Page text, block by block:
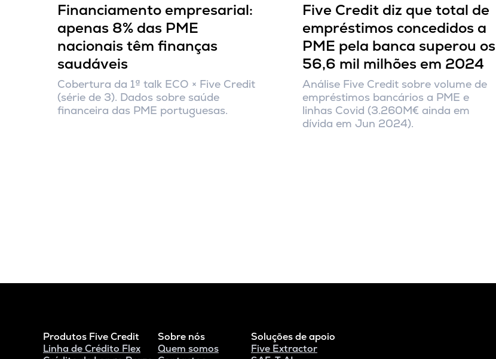
Financiamento empresarial:
apenas 8% das PME
nacionais têm finanças
saudáveis
Cobertura da 1ª talk ECO × Five Credit
(série de 3). Dados sobre saúde
financeira das PME portuguesas.
Five Credit diz que total de
empréstimos concedidos a
PME pela banca superou os
56,6 mil milhões em 2024
Análise Five Credit sobre volume de
empréstimos bancários a PME e
linhas Covid (3.260M€ ainda em
dívida em Jun 2024).
Produtos Five Credit
Linha de Crédito Flex
Sobre nós
Quem somos
Soluções de apoio
Five Extractor